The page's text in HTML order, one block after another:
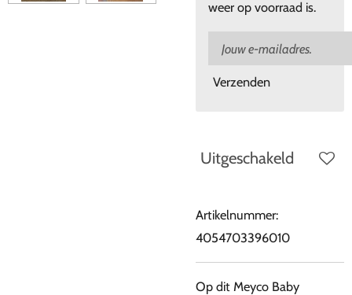
weer op voorraad is.
Verzenden
Uitgeschakeld
Artikelnummer:
4054703396010
Op dit Meyco Baby